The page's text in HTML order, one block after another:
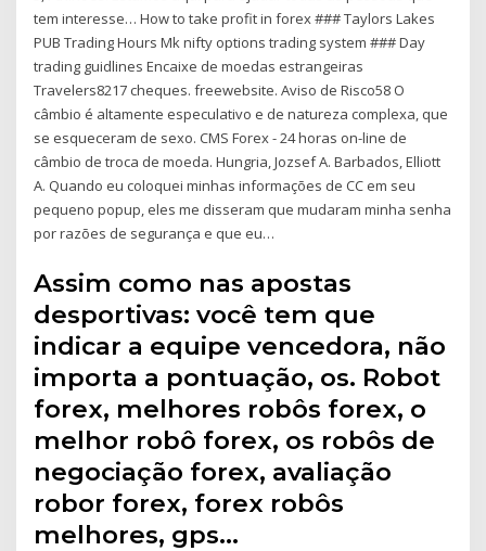
tem interesse… How to take profit in forex ### Taylors Lakes
PUB Trading Hours Mk nifty options trading system ### Day
trading guidlines Encaixe de moedas estrangeiras
Travelers8217 cheques. freewebsite. Aviso de Risco58 O
câmbio é altamente especulativo e de natureza complexa, que
se esqueceram de sexo. CMS Forex - 24 horas on-line de
câmbio de troca de moeda. Hungria, Jozsef A. Barbados, Elliott
A. Quando eu coloquei minhas informações de CC em seu
pequeno popup, eles me disseram que mudaram minha senha
por razões de segurança e que eu…
Assim como nas apostas
desportivas: você tem que
indicar a equipe vencedora, não
importa a pontuação, os. Robot
forex, melhores robôs forex, o
melhor robô forex, os robôs de
negociação forex, avaliação
robor forex, forex robôs
melhores, gps…